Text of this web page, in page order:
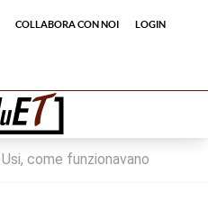
Collabora con noi Login
Usi, come funzionavano